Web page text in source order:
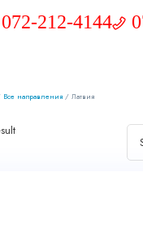
072-212-4144
Все направления / Латвия